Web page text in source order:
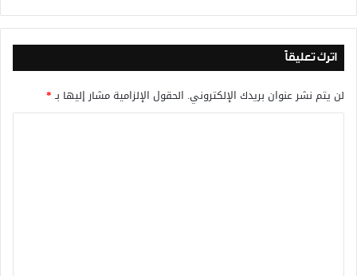
اترك تعليقاً
لن يتم نشر عنوان بريدك الإلكتروني. الحقول الإلزامية مشار إليها بـ*